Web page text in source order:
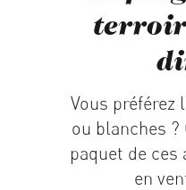
terroir
Vous préférez
ou blanches
paquet de
en